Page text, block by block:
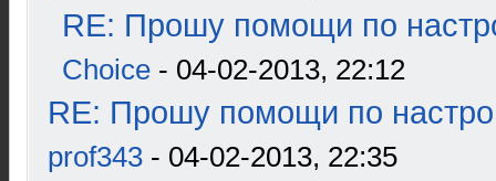
RE: Прошу помощи по
Choice - 04-02-2013, 22:12
RE: Прошу помощи по
prof343 - 04-02-2013, 22:35